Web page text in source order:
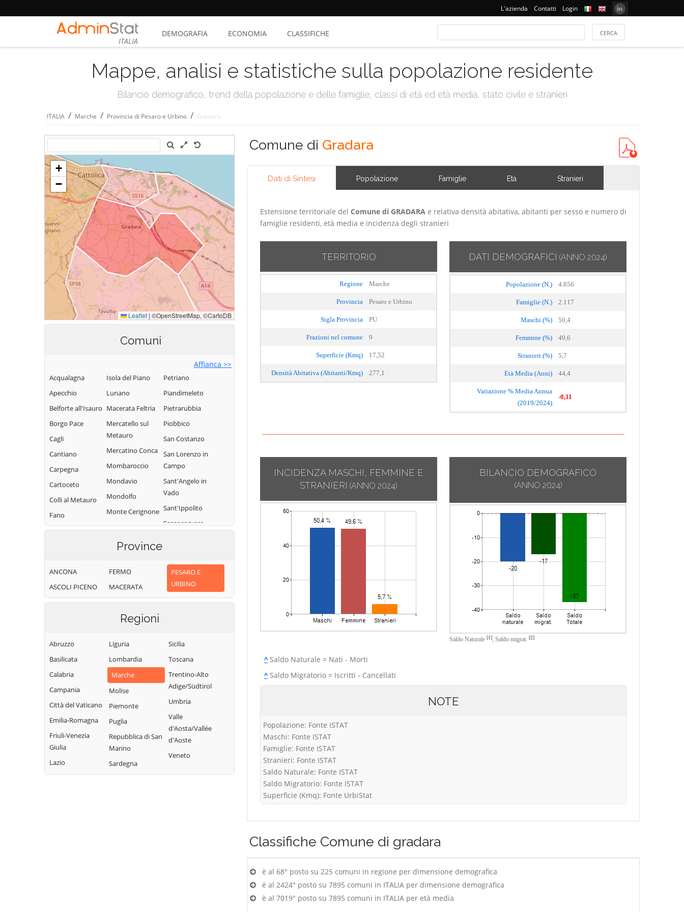
L'azienda Contatti Login
ITALIA
DEMOGRAFIA ECONOMIA CLASSIFICHE
Mappe, analisi e statistiche sulla popolazione residente
Bilancio demografico, trend della popolazione e delle famiglie, classi di età ed età media, stato civile e stranieri
ITALIA / Marche / Provincia di Pesaro e Urbino / Gradara
Comuni
Affianca >>
Acqualagna
Apecchio
Belforte all'Isauro
Borgo Pace
Cagli
Cantiano
Carpegna
Cartoceto
Colli al Metauro
Fano
Fermignano
Frontino
Frontone
Isola del Piano
Lunano
Macerata Feltria
Mercatello sul
Metauro
Mercatino Conca
Mombaroccio
Mondavio
Mondolfo
Monte Cerignone
Monte Grimano
Montecalvo in
Montefelcino
Pergola
Pesaro
Petriano
Piandimeleto
Pietrarubbia
Piobbico
San Costanzo
San Lorenzo in
Campo
Sant'Angelo in
Vado
Sant'Ippolito
Sassocorvaro
Tavoleto
Tavullia
Province
ANCONA
ASCOLI PICENO
FERMO
MACERATA
PESARO E
URBINO
Regioni
Abruzzo
Basilicata
Calabria
Campania
Città del Vaticano
Emilia-Romagna
Friuli-Venezia
Giulia
Lazio
Liguria
Lombardia
Marche
Molise
Piemonte
Puglia
Repubblica di San
Marino
Sardegna
Sicilia
Toscana
Trentino-Alto
Adige/Südtirol
Umbria
Valle
d'Aosta/Vallée
d'Aoste
Veneto
Comune di Gradara
Dati di Sintesi Popolazione Famiglie Età Stranieri
Estensione territoriale del Comune di GRADARA e relativa densità abitativa, abitanti per sesso e numero di
famiglie residenti, età media e incidenza degli stranieri
TERRITORIO
Regione Marche
Provincia Pesaro e Urbino
Sigla Provincia PU
Frazioni nel comune 9
Superficie (Kmq) 17,52
Densità Abitativa (Abitanti/Kmq) 277,1
DATI DEMOGRAFICI (ANNO 2024)
Popolazione (N.) 4.856
Famiglie (N.) 2.117
Maschi (%) 50,4
Femmine (%) 49,6
Stranieri (%) 5,7
Età Media (Anni) 44,4
Variazione % Media Annua
(2019/2024)
-0,11
INCIDENZA MASCHI, FEMMINE E
STRANIERI (ANNO 2024)
BILANCIO DEMOGRAFICO
(ANNO 2024)
Saldo Naturale [1], Saldo migrat. [2]
^Saldo Naturale = Nati - Morti
^Saldo Migratorio = Iscritti - Cancellati
NOTE
Popolazione: Fonte ISTAT
Maschi: Fonte ISTAT
Famiglie: Fonte ISTAT
Stranieri: Fonte ISTAT
Saldo Naturale: Fonte ISTAT
Saldo Migratorio: Fonte ISTAT
Superficie (Kmq): Fonte UrbiStat
Classifiche Comune di gradara
è al 68° posto su 225 comuni in regione per dimensione demografica
è al 2424° posto su 7895 comuni in ITALIA per dimensione demografica
è al 7019° posto su 7895 comuni in ITALIA per età media